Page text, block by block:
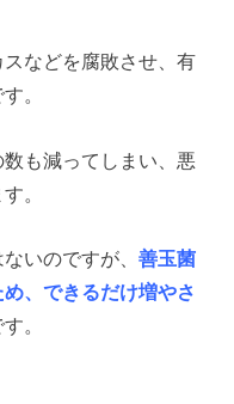
などを腐敗させ、有
。
も減ってしまい、悪
。
いのですが、善玉菌
、できるだけ増やさ
。